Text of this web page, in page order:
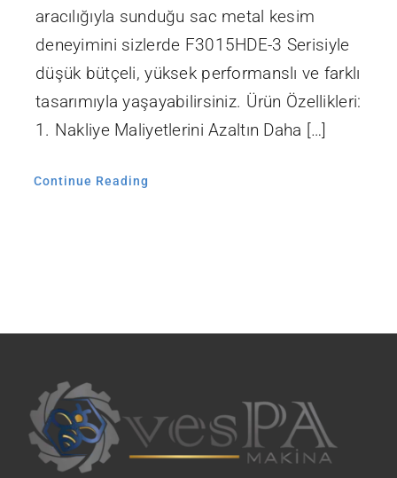
aracılığıyla sunduğu sac metal kesim
deneyimini sizlerde F3015HDE-3 Serisiyle
düşük bütçeli, yüksek performanslı ve farklı
tasarımıyla yaşayabilirsiniz. Ürün Özellikleri:
1. Nakliye Maliyetlerini Azaltın Daha […]
Continue Reading